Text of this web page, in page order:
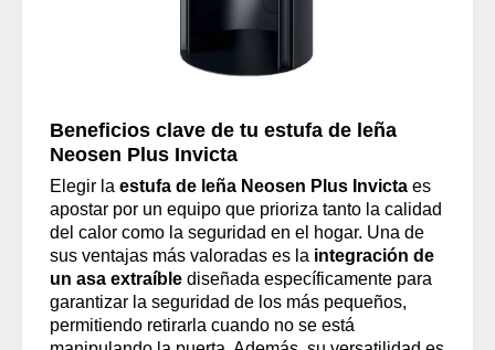
Beneficios clave de tu estufa de leña
Neosen Plus Invicta
Elegir la estufa de leña Neosen Plus Invicta es
apostar por un equipo que prioriza tanto la calidad
del calor como la seguridad en el hogar. Una de
sus ventajas más valoradas es la integración de
un asa extraíble diseñada específicamente para
garantizar la seguridad de los más pequeños,
permitiendo retirarla cuando no se está